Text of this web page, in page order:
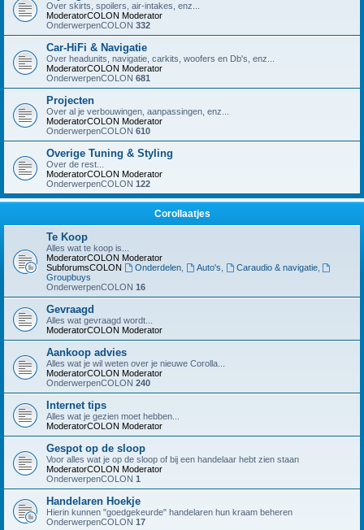
Over skirts, spoilers, air-intakes, enz...
ModeratorCOLON Moderator
OnderwerpenCOLON 332
Car-HiFi & Navigatie
Over headunits, navigatie, carkits, woofers en Db's, enz...
ModeratorCOLON Moderator
OnderwerpenCOLON 681
Projecten
Over al je verbouwingen, aanpassingen, enz...
ModeratorCOLON Moderator
OnderwerpenCOLON 610
Overige Tuning & Styling
Over de rest...
ModeratorCOLON Moderator
OnderwerpenCOLON 122
Corollaatjes
Te Koop
Alles wat te koop is...
ModeratorCOLON Moderator
SubforumsCOLON
Onderdelen, Auto's Caraudio & navigatie,
Groupbuys
OnderwerpenCOLON 16
Gevraagd
Alles wat gevraagd wordt...
ModeratorCOLON Moderator
Aankoop advies
Alles wat je wil weten over je nieuwe Corolla...
ModeratorCOLON Moderator
OnderwerpenCOLON 240
Internet tips
Alles wat je gezien moet hebben...
ModeratorCOLON Moderator
Gespot op de sloop
Voor alles wat je op de sloop of bij een handelaar hebt zien staan
ModeratorCOLON Moderator
OnderwerpenCOLON 1
Handelaren Hoekje
Hierin kunnen "goedgekeurde" handelaren hun kraam beheren
OnderwerpenCOLON 17